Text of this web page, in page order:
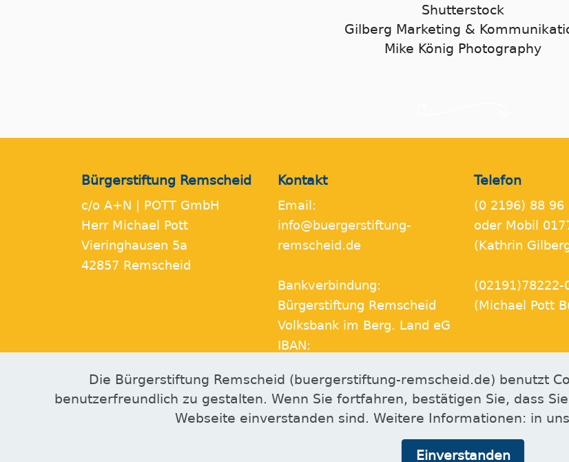
Shutterstock
Gilberg Marketing &
Mike König Photography
Bürgerstiftung Remscheid
c/o A+N | POTT GmbH
Herr Michael Pott
Vieringhausen 5a
42857 Remscheid
Kontakt
Email:
info@buergerstiftung-
remscheid.de
Bankverbindung:
Bürgerstiftung Remscheid
Volksbank im Berg. Land eG
IBAN:
86
Telefon
(0 2196) 88 96
oder Mobil
(Kathrin
(02191)78222-
(Michael Pott
Free AI Website Software
Die Bürgerstiftung Remscheid (buergerstiftung-remscheid.de) benutzt
benutzerfreundlich zu gestalten. Wenn Sie fortfahren, bestätigen Sie, dass
Webseite einverstanden sind. Weitere Informationen: in
Einverstanden